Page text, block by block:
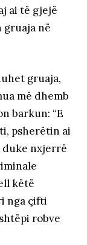
ai të gjejë
gruaja në
gruaja,
më dhemb
barkun: “E
psherëtin ai
duke nxjerrë
këtë
nga çifti
robve